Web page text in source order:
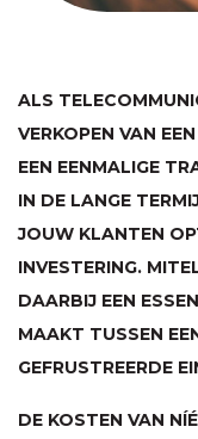
ALS
VERKOPEN VAN
EEN EENMALIGE
IN DE LANGE
JOUW KLANTEN
INVESTERING.
DAARBIJ EEN
MAAKT TUSSEN
GEFRUSTREERDE
DE KOSTEN VAN